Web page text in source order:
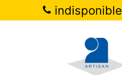
indisponible